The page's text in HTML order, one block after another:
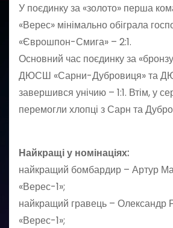
У поєдинку за «золото» перша
«Верес» мінімально обіграла
«Єврошпон-Смига» – 2:1.
Основний час поєдинку за
ДЮСШ «Сарни-Дубровиця» та
завершився унічию – 1:1. Втім, у
перемогли хлопці з Сарн та
Найкращі у номінаціях:
найкращий бомбардир – Артур
«Верес-1»;
найкращий гравець –
«Верес-1»;